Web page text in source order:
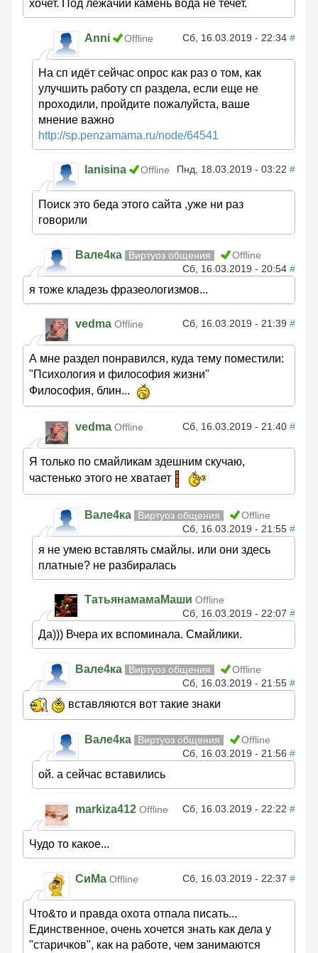
хочет. Под лежачий камень вода не течет.
Anni Offline Сб, 16.03.2019 - 22:34 #
На сп идёт сейчас опрос как раз о том, как
улучшить работу сп раздела, если еще не
проходили, пройдите пожалуйста, ваше
мнение важно
http://sp.penzamama.ru/node/64541
lanisina Offline Пнд, 18.03.2019 - 03:22 #
Поиск это беда этого сайта ,уже ни раз
говорили
Вале4ка Виртуоз общения
Offline
Сб, 16.03.2019 - 20:54 #
я тоже кладезь фразеологизмов...
vedma Offline Сб, 16.03.2019 - 21:39 #
А мне раздел понравился, куда тему поместили:
"Психология и философия жизни"
Философия, блин...
vedma Offline Сб, 16.03.2019 - 21:40 #
Я только по смайликам здешним скучаю,
частенько этого не хватает
Вале4ка Виртуоз общения
Offline
Сб, 16.03.2019 - 21:55 #
я не умею вставлять смайлы. или они здесь
платные? не разбиралась
ТатьянамамаМаши Offline
Сб, 16.03.2019 - 22:07 #
Да))) Вчера их вспоминала. Смайлики.
Вале4ка Виртуоз общения
Offline
Сб, 16.03.2019 - 21:55 #
вставляются вот такие знаки
Вале4ка Виртуоз общения
Offline
Сб, 16.03.2019 - 21:56 #
ой. а сейчас вставились
markiza412 Offline Сб, 16.03.2019 - 22:22 #
Чудо то какое...
СиМа Offline Сб, 16.03.2019 - 22:37 #
Что&то и правда охота отпала писать...
Единственное, очень хочется знать как дела у
"старичков", как на работе, чем занимаются